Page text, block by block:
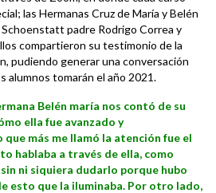
las Hermanas Cruz de María y Belén
padre Rodrigo Correa y
compartieron su testimonio de la
pudiendo generar una conversación
alumnos tomarán el año 2021.
Belén maría nos contó de su
ella fue avanzado y
más me llamó la atención fue el
hablaba a través de ella, como
ni siquiera dudarlo porque hubo
esto que la iluminaba. Por otro lado,